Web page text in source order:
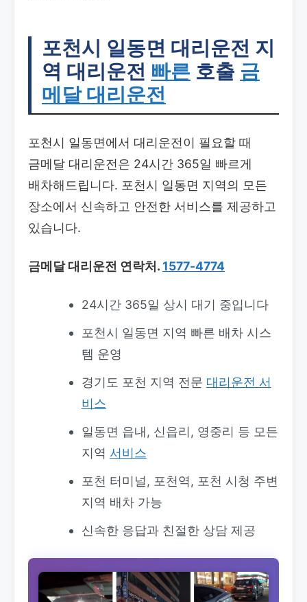
포천시 일동면 대리운전 지
역 대리운전 빠른 호출 금
메달 대리운전
포천시 일동면에서 대리운전이 필요할 때
금메달 대리운전은 24시간 365일 빠르게
배차해드립니다. 포천시 일동면 지역의 모든
장소에서 신속하고 안전한 서비스를 제공하고
있습니다.
금메달 대리운전 연락처.1577-4774
24시간 365일 상시 대기 중입니다
포천시 일동면 지역 빠른 배차 시스
템 운영
경기도 포천 지역 전문 대리운전 서
비스
일동면 읍내, 신읍리, 영중리 등 모든
지역 서비스
포천 터미널, 포천역, 포천 시청 주변
지역 배차 가능
신속한 응답과 친절한 상담 제공